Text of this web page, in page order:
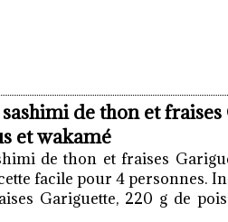
de thon et
et wakamé
de thon et fraises
facile pour 4 personnes.
Gariguette, 220 g de